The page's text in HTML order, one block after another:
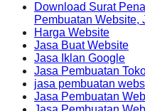
Download Surat
Pembuatan Website,
Harga Website
Jasa Buat Website
Jasa Iklan Google
Jasa Pembuatan
jasa pembuatan
Jasa Pembuatan